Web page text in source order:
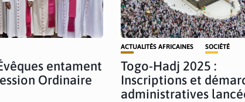
entament
Ordinaire
ACTUALITÉS AFRICAINES SOCIÉTÉ
Togo-Hadj 2025 :
Inscriptions et
administratives